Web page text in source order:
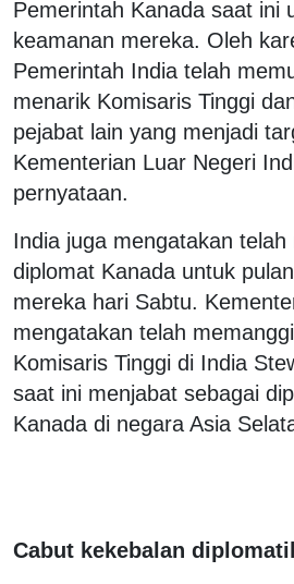
Pemerintah Kanada saat ini
keamanan mereka. Oleh
Pemerintah India telah
menarik Komisaris Tinggi
pejabat lain yang menjadi
Kementerian Luar Negeri
pernyataan.
India juga mengatakan
diplomat Kanada untuk
mereka hari Sabtu.
mengatakan telah
Komisaris Tinggi di India
saat ini menjabat sebagai
Kanada di negara Asia
Cabut kekebalan